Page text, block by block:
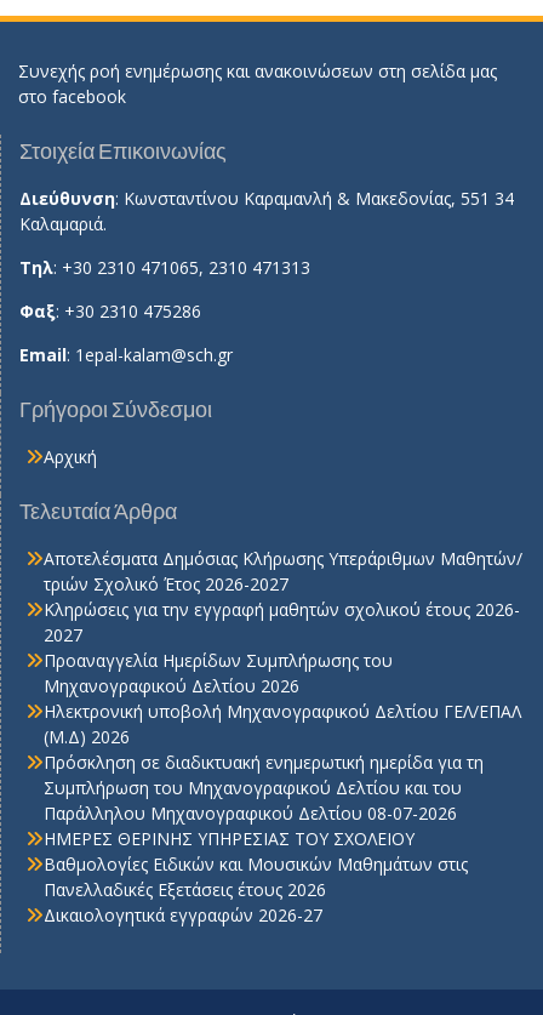
Συνεχής ροή ενημέρωσης και ανακοινώσεων στη σελίδα μας
στο facebook
Στοιχεία Επικοινωνίας
Διεύθυνση: Κωνσταντίνου Καραμανλή & Μακεδονίας, 551 34
Καλαμαριά.
Τηλ: +30 2310 471065, 2310 471313
Φαξ: +30 2310 475286
Email: 1epal-kalam@sch.gr
Γρήγοροι Σύνδεσμοι
Αρχική
Τελευταία Άρθρα
Αποτελέσματα Δημόσιας Κλήρωσης Υπεράριθμων Μαθητών/
τριών Σχολικό Έτος 2026-2027
Κληρώσεις για την εγγραφή μαθητών σχολικού έτους 2026-
2027
Προαναγγελία Ημερίδων Συμπλήρωσης του
Μηχανογραφικού Δελτίου 2026
Ηλεκτρονική υποβολή Μηχανογραφικού Δελτίου ΓΕΛ/ΕΠΑΛ
(Μ.Δ) 2026
Πρόσκληση σε διαδικτυακή ενημερωτική ημερίδα για τη
Συμπλήρωση του Μηχανογραφικού Δελτίου και του
Παράλληλου Μηχανογραφικού Δελτίου 08-07-2026
ΗΜΕΡΕΣ ΘΕΡΙΝΗΣ ΥΠΗΡΕΣΙΑΣ ΤΟΥ ΣΧΟΛΕΙΟΥ
Βαθμολογίες Ειδικών και Μουσικών Μαθημάτων στις
Πανελλαδικές Εξετάσεις έτους 2026
Δικαιολογητικά εγγραφών 2026-27